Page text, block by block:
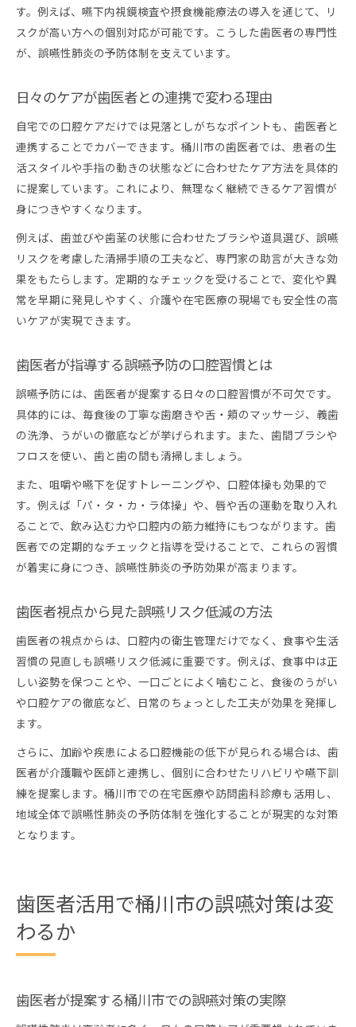
歯医者と連携した家族向け口腔管理の基本
家族が実践しやすい歯医者推奨のケア方法
歯医者の指導を活かす家族の予防サポート術
歯医者と家族が協力する誤嚥予防のポイント
す。例えば、嚥下内視鏡検査や摂食機能療法の導入を通じて、リ
スクが高い方への個別対応が可能です。こうした歯医者の専門性
が、誤嚥性肺炎の予防体制を支えています。
日々のケアが歯医者との連携で変わる理由
自宅での口腔ケアだけでは見落としがちなポイントも、歯医者と
連携することでカバーできます。桶川市の歯医者では、患者の生
活スタイルや手指の動きの状態などに合わせたケア方法を具体的
に提案しています。これにより、無理なく継続できるケア習慣が
身につきやすくなります。
例えば、歯並びや歯茎の状態に合わせたブラシや道具選び、誤嚥
リスクを考慮した清掃手順の工夫など、専門家の助言が大きな効
果をもたらします。定期的なチェックを受けることで、変化や異
常を早期に発見しやすく、介護や在宅医療の現場でも安全性の高
いケアが実現できます。
歯医者が指導する誤嚥予防の口腔習慣とは
誤嚥予防には、歯医者が提案する日々の口腔習慣が不可欠です。
具体的には、毎食後の丁寧な歯磨きや舌・頬のマッサージ、義歯
の洗浄、うがいの徹底などが挙げられます。また、歯間ブラシや
フロスを使い、歯と歯の間も清掃しましょう。
また、咀嚼や嚥下を促すトレーニングや、口腔体操も効果的で
す。例えば「パ・タ・カ・ラ体操」や、唇や舌の運動を取り入れ
ることで、飲み込む力や口腔内の筋力維持にもつながります。歯
医者での定期的なチェックと指導を受けることで、これらの習慣
が着実に身につき、誤嚥性肺炎の予防効果が高まります。
歯医者視点から見た誤嚥リスク低減の方法
歯医者の視点からは、口腔内の衛生管理だけでなく、食事や生活
習慣の見直しも誤嚥リスク低減に重要です。例えば、食事中は正
しい姿勢を保つことや、一口ごとによく噛むこと、食後のうがい
や口腔ケアの徹底など、日常のちょっとした工夫が効果を発揮し
ます。
さらに、加齢や疾患による口腔機能の低下が見られる場合は、歯
医者が介護職や医師と連携し、個別に合わせたリハビリや嚥下訓
練を提案します。桶川市での在宅医療や訪問歯科診療も活用し、
地域全体で誤嚥性肺炎の予防体制を強化することが現実的な対策
となります。
歯医者活用で桶川市の誤嚥対策は変
わるか
歯医者が提案する桶川市での誤嚥対策の実際